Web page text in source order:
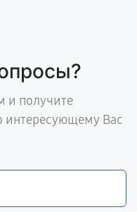
и получите
интересующему Вас